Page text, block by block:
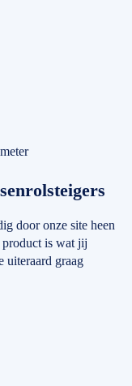
door onze site heen
is wat jij
uiteraard graag